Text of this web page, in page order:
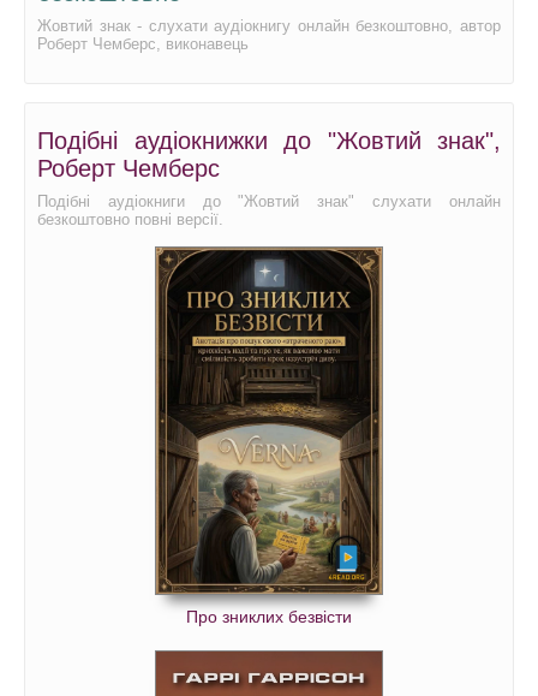
Жовтий знак - слухати аудіокнигу онлайн безкоштовно, автор
Роберт Чемберс, виконавець
Подібні аудіокнижки до "Жовтий знак",
Роберт Чемберс
Подібні аудіокниги до "Жовтий знак" слухати онлайн
безкоштовно повні версії.
Про зниклих безвісти